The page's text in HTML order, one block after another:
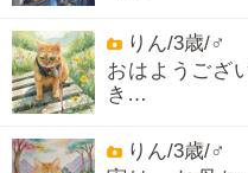
りん/3歳/♂
おはようござ
き…
りん/3歳/♂